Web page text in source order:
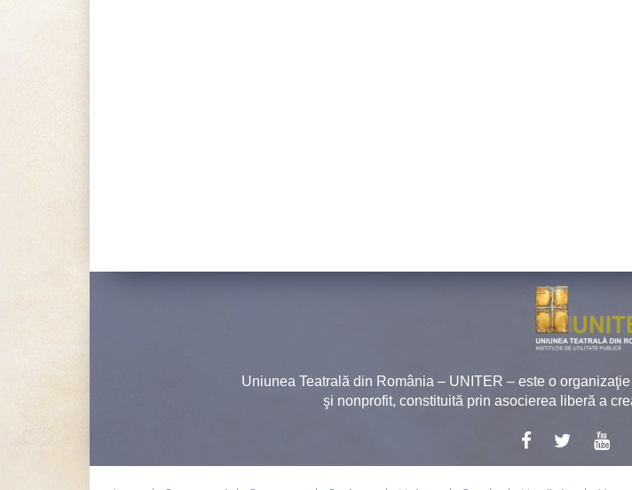
Uniunea Teatrală din România – UNITER – este o
şi nonprofit, constituită prin asocierea liberă a